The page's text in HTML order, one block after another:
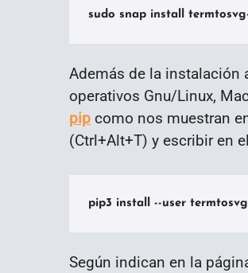
sudo snap install
Además de la instalación
operativos Gnu/Linux,
pip como nos muestran
(Ctrl+Alt+T) y escribir en
pip3 install --user termtosvg
Según indican en la